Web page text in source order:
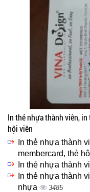
In thẻ nhựa thành viên,
hội viên
In thẻ nhựa thành
membercard, thẻ
In thẻ nhựa thành
In thẻ nhựa thành
nhựa
3485